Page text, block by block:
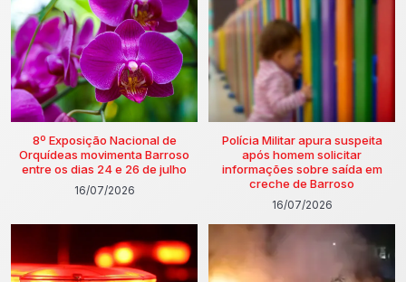
8º Exposição Nacional de
Orquídeas movimenta Barroso
entre os dias 24 e 26 de julho
16/07/2026
Polícia Militar apura suspeita
após homem solicitar
informações sobre saída em
creche de Barroso
16/07/2026